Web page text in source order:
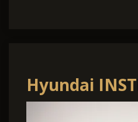
Hyundai
Trend